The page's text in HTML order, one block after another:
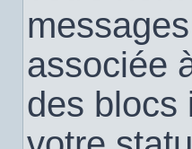
associée
des blocs